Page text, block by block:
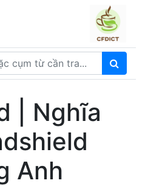
| Nghĩa
Anh